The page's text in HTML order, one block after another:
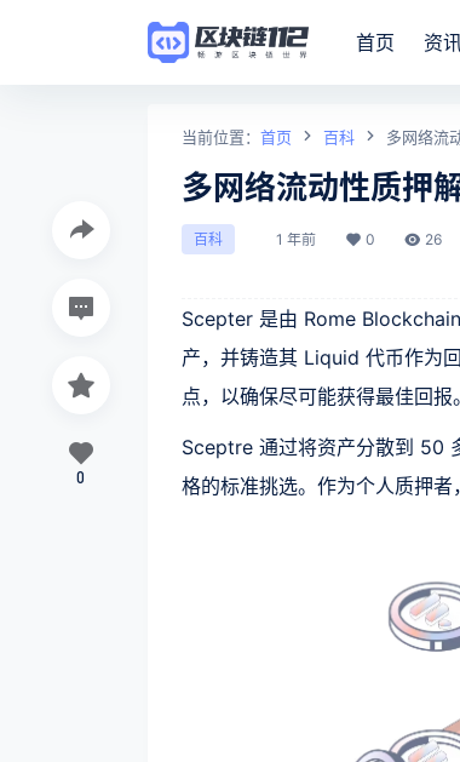
首页 资
当前位置： 首页 百科 多网络流
多网络流动性质押
百科 1 年前 0 26
Scepter 是由 Rome
产，并铸造其 Liquid 代币作为
点，以确保尽可能获得最佳回报。
Sceptre 通过将资产分散到 50
格的标准挑选。作为个人质押
0